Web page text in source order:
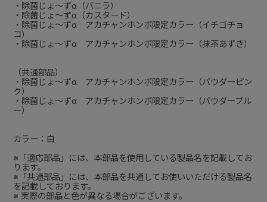
・除菌じょ～ずα（バニラ）
・除菌じょ～ずα（カスタード）
・除菌じょ～ずα アカチャンホンポ限定カラー（イチゴチョ
コ）
・除菌じょ～ずα アカチャンホンポ限定カラー（抹茶あずき）
（共通部品）
・除菌じょ～ずα アカチャンホンポ限定カラー（パウダーピン
ク）
・除菌じょ～ずα アカチャンホンポ限定カラー（パウダーブル
ー）
カラー：白
※「適応部品」には、本部品を使用している製品名を記載してお
ります。
※「共通部品」には、本部品を共通してお使いいただける製品名
を記載しております。
※ 実際の部品と色が異なる場合がございます。